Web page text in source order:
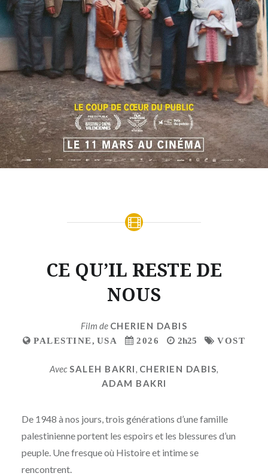
CE QU’IL RESTE DE
NOUS
Film de CHERIEN DABIS
PALESTINE, USA 2026 2h25 VOST
AvecSALEH BAKRI, CHERIEN DABIS,
ADAM BAKRI
De 1948 à nos jours, trois générations d’une famille
palestinienne portent les espoirs et les blessures d’un
peuple. Une fresque où Histoire et intime se
rencontrent.